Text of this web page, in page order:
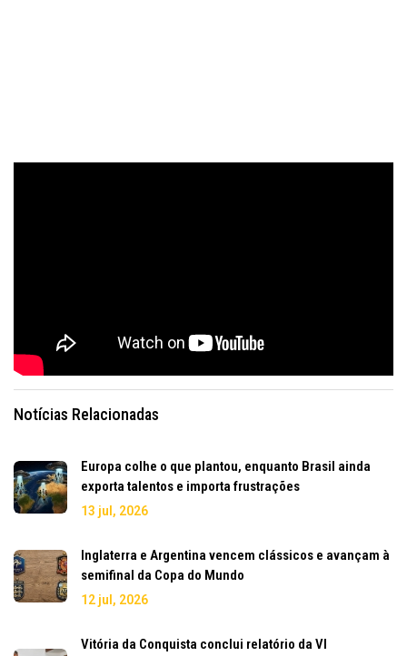
Notícias Relacionadas
Europa colhe o que plantou, enquanto Brasil ainda
exporta talentos e importa frustrações
13 jul, 2026
Inglaterra e Argentina vencem clássicos e avançam à
semifinal da Copa do Mundo
12 jul, 2026
Vitória da Conquista conclui relatório da VI